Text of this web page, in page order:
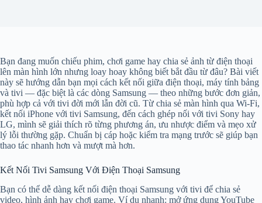
Bạn đang muốn chiếu phim, chơi game hay chia sẻ ảnh từ điện thoại
lên màn hình lớn nhưng loay hoay không biết bắt đầu từ đâu? Bài viết
này sẽ hướng dẫn bạn mọi cách kết nối giữa điện thoại, máy tính bảng
và tivi — đặc biệt là các dòng Samsung — theo những bước đơn giản,
phù hợp cả với tivi đời mới lẫn đời cũ. Từ chia sẻ màn hình qua Wi-Fi,
kết nối iPhone với tivi Samsung, đến cách ghép nối với tivi Sony hay
LG, mình sẽ giải thích rõ từng phương án, ưu nhược điểm và mẹo xử
lý lỗi thường gặp. Chuẩn bị cáp hoặc kiểm tra mạng trước sẽ giúp bạn
thao tác nhanh hơn và mượt mà hơn.
Kết Nối Tivi Samsung Với Điện Thoại Samsung
Bạn có thể dễ dàng kết nối điện thoại Samsung với tivi để chia sẻ
video, hình ảnh hay chơi game. Ví dụ nhanh: mở ứng dụng YouTube